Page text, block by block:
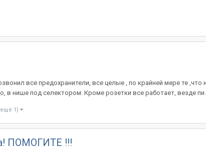
все предохранители, все целые , по крайней мере те
в нише под селектором. Кроме розетки все работает, везде
1)
ПОМОГИТЕ !!!